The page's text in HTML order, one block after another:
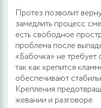
Протез позволит
замедлить процесс
есть свободное
проблема после
«Бабочка» не требует
так как крепится
обеспечивают
Крепления
жевании и разговоре.